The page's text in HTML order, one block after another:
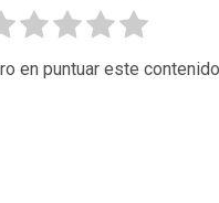
en puntuar este